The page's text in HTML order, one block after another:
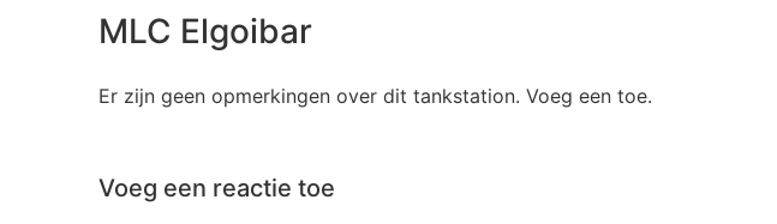
MLC Elgoibar
Er zijn geen opmerkingen over dit tankstation. Voeg een toe.
Voeg een reactie toe